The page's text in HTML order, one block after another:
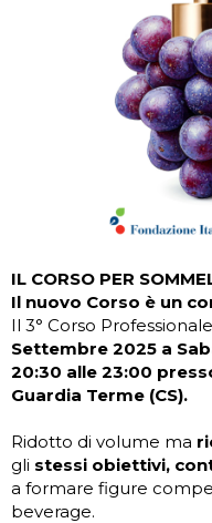
IL CORSO PER
Il nuovo Corso è un
Il 3° Corso
Settembre 2025 a
20:30 alle 23:00
Guardia Terme (CS).
Ridotto di volume ma
gli stessi obiettivi,
a formare figure
beverage.